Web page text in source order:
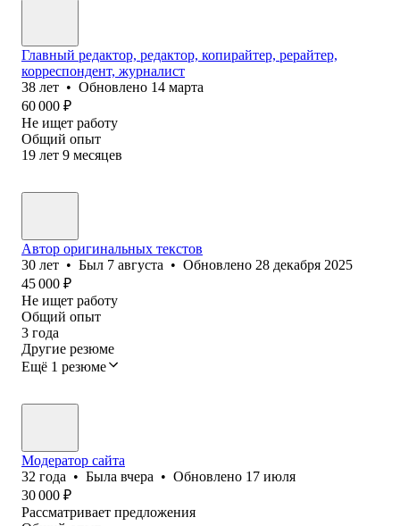
Главный редактор, редактор, копирайтер, рерайтер,
корреспондент, журналист
38 лет • Обновлено 14 марта
60 000 ₽
Не ищет работу
Общий опыт
19 лет 9 месяцев
Автор оригинальных текстов
30 лет • Был 7 августа • Обновлено 28 декабря 2025
45 000 ₽
Не ищет работу
Общий опыт
3 года
Другие резюме
Ещё 1 резюме
Модератор сайта
32 года • Была вчера • Обновлено 17 июля
30 000 ₽
Рассматривает предложения